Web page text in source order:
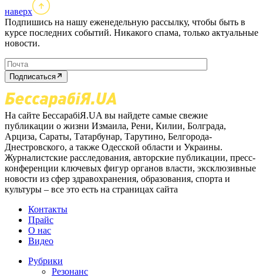
наверх
Подпишись на нашу еженедельную рассылку, чтобы быть в
курсе последних событий. Никакого спама, только актуальные
новости.
Подписаться
На сайте БессарабіЯ.UA вы найдете самые свежие
публикации о жизни Измаила, Рени, Килии, Болграда,
Арциза, Сараты, Татарбунар, Тарутино, Белгорода-
Днестровского, а также Одесской области и Украины.
Журналистские расследования, авторские публикации, пресс-
конференции ключевых фигур органов власти, эксклюзивные
новости из сфер здравохранения, образования, спорта и
культуры – все это есть на страницах сайта
Контакты
Прайс
О нас
Видео
Рубрики
Резонанс